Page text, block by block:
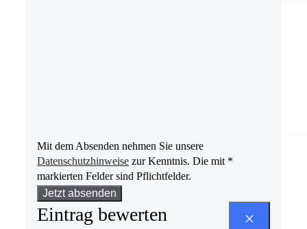
Mit dem Absenden nehmen Sie unsere
Datenschutzhinweise zur Kenntnis. Die mit *
markierten Felder sind Pflichtfelder.
Bitte
lasse
dieses
Eintrag bewerten